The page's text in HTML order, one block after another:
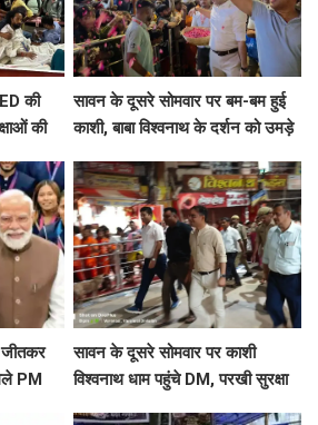
ED की
की
सावन के दूसरे सोमवार पर बम-बम हुई
काशी, बाबा विश्वनाथ के दर्शन को उमड़े
PM
सावन के दूसरे सोमवार पर काशी
विश्वनाथ धाम पहुंचे DM, परखी सुरक्षा